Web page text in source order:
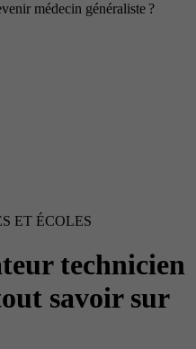
médecin généraliste ?
ET ÉCOLES
technicien
savoir sur